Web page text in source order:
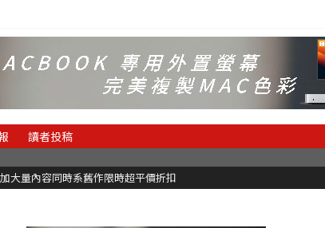
讀者投稿
大量內容同時系舊作限時超平價折扣